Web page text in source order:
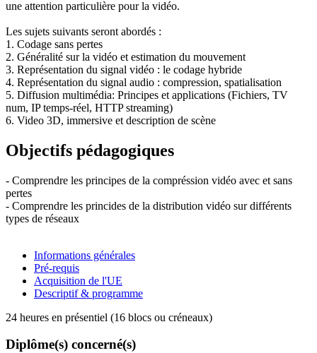
une attention particulière pour la vidéo.
Les sujets suivants seront abordés :
1. Codage sans pertes
2. Généralité sur la vidéo et estimation du mouvement
3. Représentation du signal vidéo : le codage hybride
4. Représentation du signal audio : compression, spatialisation
5. Diffusion multimédia: Principes et applications (Fichiers, TV
num, IP temps-réel, HTTP streaming)
6. Video 3D, immersive et description de scène
Objectifs pédagogiques
- Comprendre les principes de la compréssion vidéo avec et sans
pertes
- Comprendre les princides de la distribution vidéo sur différents
types de réseaux
Informations générales
Pré-requis
Acquisition de l'UE
Descriptif & programme
24 heures en présentiel (16 blocs ou créneaux)
Diplôme(s) concerné(s)